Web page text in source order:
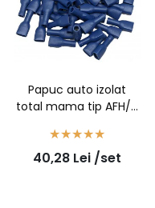
Papuc auto izolat
total mama tip AFH/A
40,28 Lei /set